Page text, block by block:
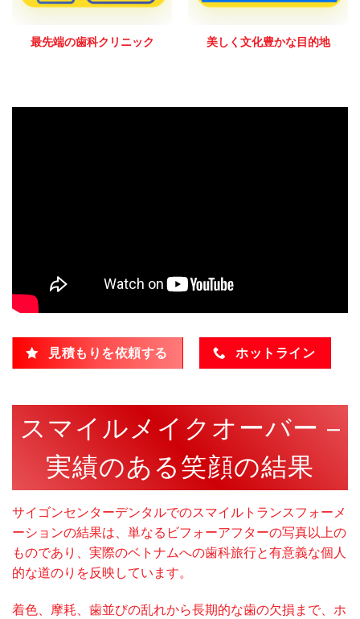
最先端の歯科クリニック 美しく文化豊かな目的地
見積もりを依頼する ホットライン
スマイルメイクオーバー –
実績のある笑顔の結果
サイゴンセンターデンタルでのスマイルトランスフォーメ
ーションの結果は、単なるビフォーアフターの写真以上の
ものであり、実際のベトナムへの歯科旅行と有意義な個人
的な道のりを反映しています。
着色、摩耗、歯並びの乱れから長期的な歯の欠損まで、ホ